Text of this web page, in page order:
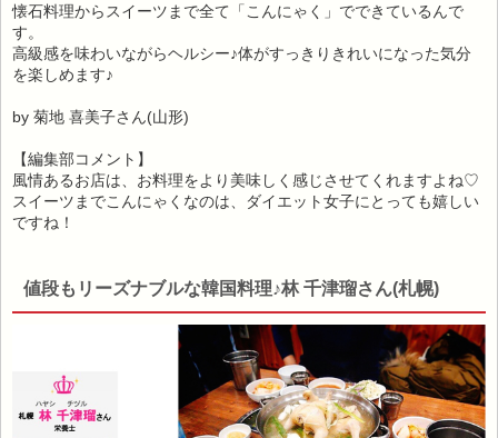
懐石料理からスイーツまで全て「こんにゃく」でできているんで
す。
高級感を味わいながらヘルシー♪体がすっきりきれいになった気分
を楽しめます♪
by 菊地 喜美子さん(山形)
【編集部コメント】
風情あるお店は、お料理をより美味しく感じさせてくれますよね♡
スイーツまでこんにゃくなのは、ダイエット女子にとっても嬉しい
ですね！
値段もリーズナブルな韓国料理♪林 千津瑠さん(札幌)